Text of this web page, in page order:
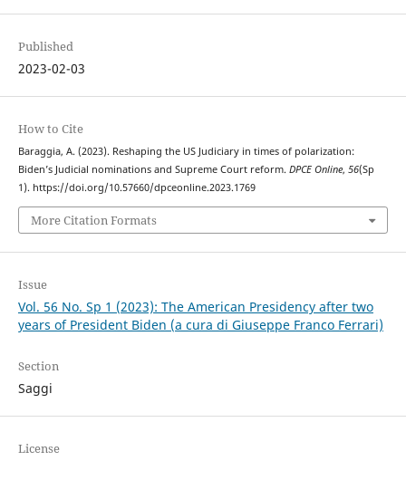
Published
2023-02-03
How to Cite
Baraggia, A. (2023). Reshaping the US Judiciary in times of polarization:
Biden’s Judicial nominations and Supreme Court reform. DPCE Online, 56(Sp
1). https://doi.org/10.57660/dpceonline.2023.1769
More Citation Formats
Issue
Vol. 56 No. Sp 1 (2023): The American Presidency after two
years of President Biden (a cura di Giuseppe Franco Ferrari)
Section
Saggi
License